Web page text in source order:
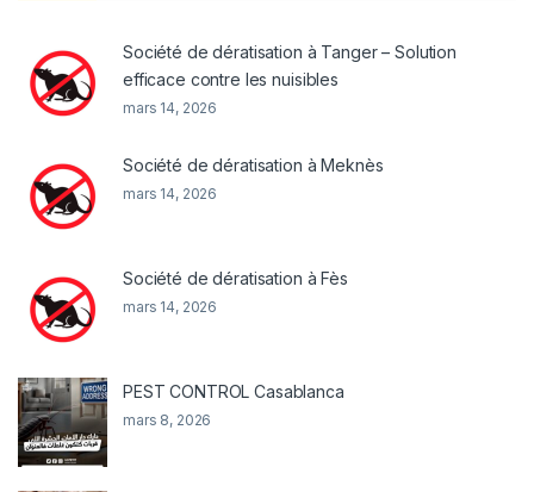
Société de dératisation à Tanger – Solution
efficace contre les nuisibles
mars 14, 2026
Société de dératisation à Meknès
mars 14, 2026
Société de dératisation à Fès
mars 14, 2026
PEST CONTROL Casablanca
mars 8, 2026